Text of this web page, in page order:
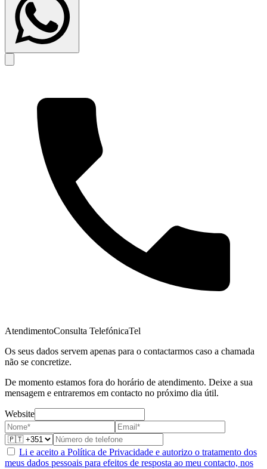
AtendimentoConsulta TelefónicaTel
Os seus dados servem apenas para o contactarmos caso a chamada
não se concretize.
De momento estamos fora do horário de atendimento. Deixe a sua
mensagem e entraremos em contacto no próximo dia útil.
Website
Li e aceito a Política de Privacidade e autorizo o tratamento dos
meus dados pessoais para efeitos de resposta ao meu contacto, nos